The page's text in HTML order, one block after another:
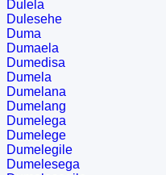
Dulela
Dulesehe
Duma
Dumaela
Dumedisa
Dumela
Dumelana
Dumelang
Dumelega
Dumelege
Dumelegile
Dumelesega